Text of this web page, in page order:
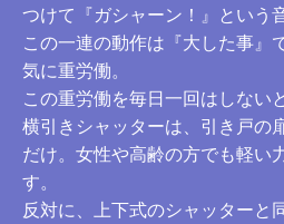
つけて『ガシャーン！』という
この一連の動作は『大した事』
気に重労働。
この重労働を毎日一回はしない
横引きシャッターは、引き戸の
だけ。女性や高齢の方でも軽い
す。
反対に、上下式のシャッターと